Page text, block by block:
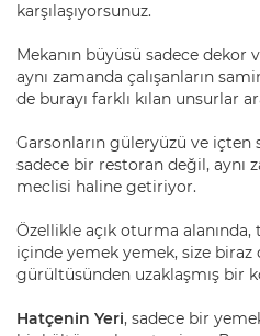
karşılaşıyorsunuz.
Mekanın büyüsü sadece dekor
aynı zamanda çalışanların
de burayı farklı kılan unsurlar
Garsonların güleryüzü ve içten
sadece bir restoran değil, aynı
meclisi haline getiriyor.
Özellikle açık oturma alanında,
içinde yemek yemek, size biraz
gürültüsünden uzaklaşmış bir
Hatçenin Yeri, sadece bir